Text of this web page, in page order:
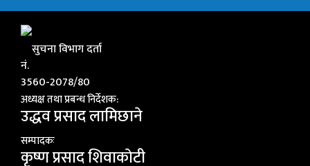
सुचना विभाग दर्ता
नं.
3560-2078/80
अध्यक्ष तथा प्रबन्ध निर्देशक:
उद्धव प्रसाद लामिछाने
सम्पादकः
कृष्ण प्रसाद शिवाकाेटी